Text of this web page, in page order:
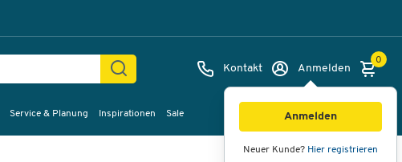
Kontakt Anmelden
Anmelden
Neuer Kunde? Hier registrieren
0
Service & Planung Inspirationen Sale
Bilder Videos 360°-Ansicht